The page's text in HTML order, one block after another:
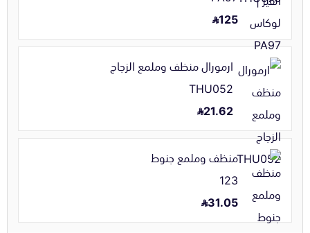
125
ارمورال منظف وملمع الزجاج
THU052
21.62
منظف وملمع جنوط
123
31.05